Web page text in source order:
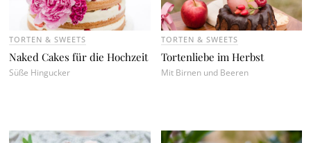
TORTEN & SWEETS
Naked Cakes für die Hochzeit
Süße Hingucker
TORTEN & SWEETS
Tortenliebe im Herbst
Mit Birnen und Beeren